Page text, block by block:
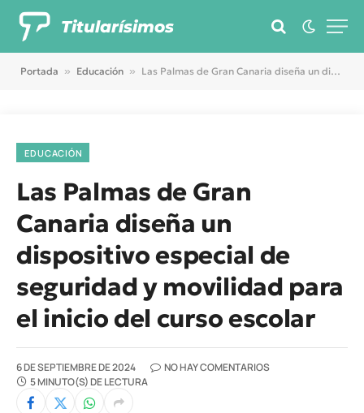
Titularísimos
Portada » Educación » Las Palmas de Gran Canaria diseña un dispositivo especial de seguridad y movilidad para el inicio del curso escolar
EDUCACIÓN
Las Palmas de Gran
Canaria diseña un
dispositivo especial de
seguridad y movilidad para
el inicio del curso escolar
6 DE SEPTIEMBRE DE 2024
NO HAY COMENTARIOS
5 MINUTO(S) DE LECTURA